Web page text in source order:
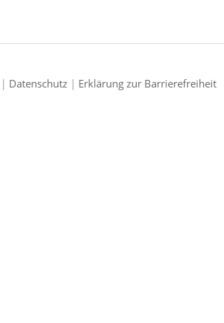
| Datenschutz | Erklärung zur Barrierefreiheit